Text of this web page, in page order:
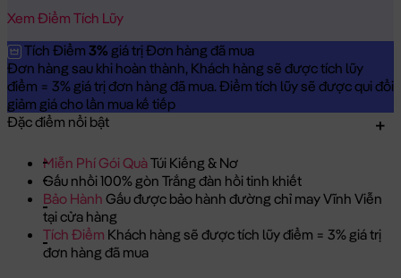
Xem Điểm Tích Lũy
Tích Điểm 3% giá trị Đơn hàng đã mua
Đơn hàng sau khi hoàn thành, Khách hàng sẽ được tích lũy
điểm = 3% giá trị đơn hàng đã mua. Điểm tích lũy sẽ được qui đổi
giảm giá cho lần mua kế tiếp
Đặc điểm nổi bật
Miễn Phí Gói QuàTúi Kiếng & Nơ
Gấu nhồi 100% gòn Trắng đàn hồi tinh khiết
Bảo Hành Gấu được bảo hành đường chỉ may Vĩnh Viễn
tại cửa hàng
Tích Điểm Khách hàng sẽ được tích lũy điểm = 3% giá trị
đơn hàng đã mua